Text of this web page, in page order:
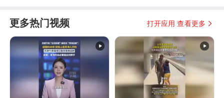
更多热门视频 打开应用 查看更多